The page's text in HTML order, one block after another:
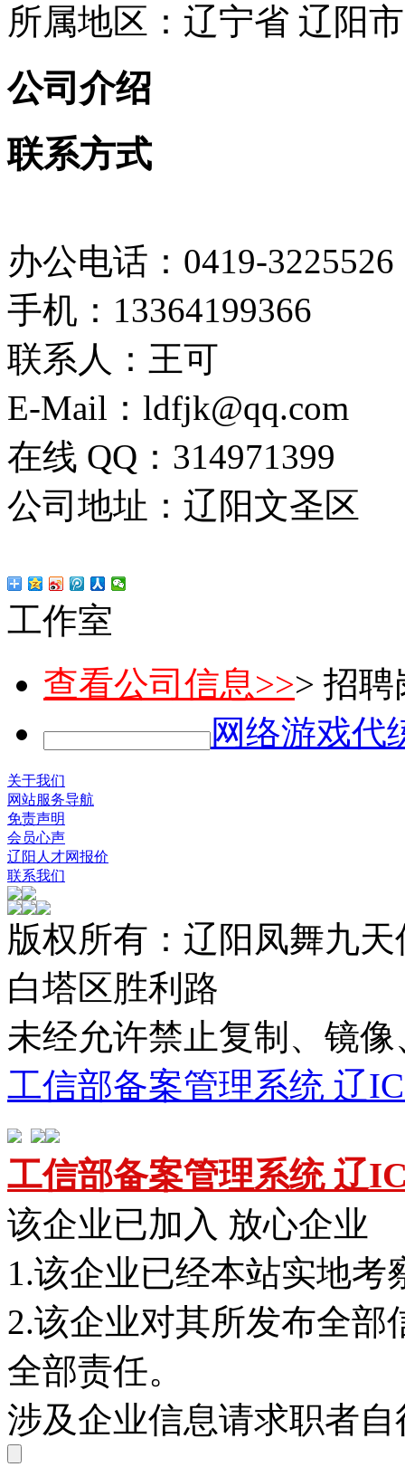
所属地区：辽宁省 辽阳市
公司介绍
联系方式
办公电话：0419-3225526
手机：13364199366
联系人：王可
E-Mail：ldfjk@qq.com
在线 QQ：314971399
公司地址：辽阳文圣区
工作室
查看公司信息>>> 招聘
网络游戏代
关于我们
网站服务导航
免责声明
会员心声
辽阳人才网报价
联系我们
版权所有：辽阳凤舞九
白塔区胜利路
未经允许禁止复制、镜
工信部备案管理系统 辽
工信部备案管理系统 辽
该企业已加入 放心企业
1.该企业已经本站实地考
2.该企业对其所发布全
全部责任。
涉及企业信息请求职者